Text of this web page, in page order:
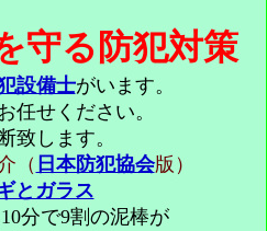
守る防犯対策
設備士がいます。
任せください。
致します。
（ 日本防犯協会版）
とガラス
分で9割の泥棒が